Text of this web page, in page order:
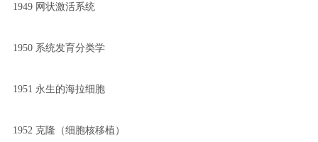
1949 网状激活系统
1950 系统发育分类学
1951 永生的海拉细胞
1952 克隆（细胞核移植）